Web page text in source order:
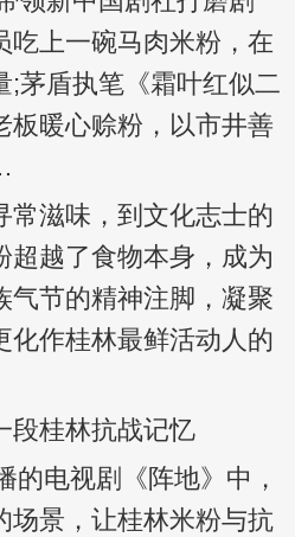
吃上一碗马肉米粉，在
;茅盾执笔《霜叶红似二
板暖心赊粉，以市井善
滋味，到文化志士的
超越了食物本身，成为
气节的精神注脚，凝聚
化作桂林最鲜活动人的
桂林抗战记忆
电视剧《阵地》中，
场景，让桂林米粉与抗